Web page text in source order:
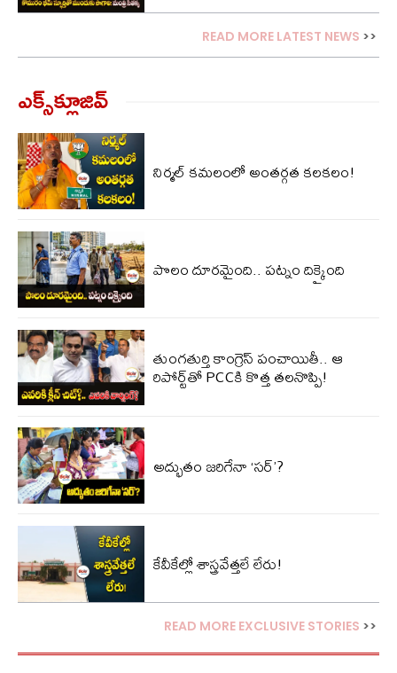
READ MORE LATEST NEWS >>
ఎక్స్‌క్లూజివ్‌
నిర్మల్ కమలంలో అంతర్గత కలకలం!
పొలం దూరమైంది.. పట్నం దిక్కైంది
తుంగతుర్తి కాంగ్రెస్‌ పంచాయితీ.. ఆ
రిపోర్ట్‌తో PCCకి కొత్త తలనొప్పి!
అద్భుతం జరిగేనా ‘సర్’?
కేవీకేల్లో శాస్త్రవేత్తలే లేరు!
READ MORE EXCLUSIVE STORIES >>